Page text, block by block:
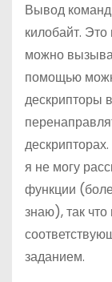
Вывод
килобайт.
можно
помощью
дескрипторы
я не могу
функции
знаю), так что
заданием.